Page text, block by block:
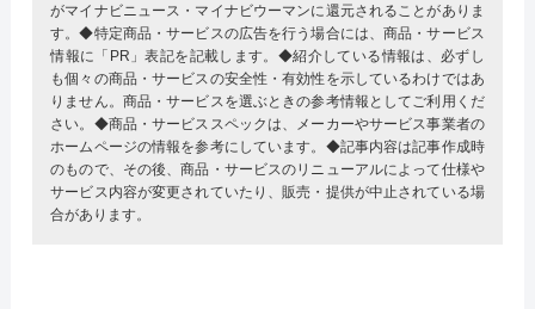
がマイナビニュース・マイナビウーマンに還元されることがありま
す。◆特定商品・サービスの広告を行う場合には、商品・サービス
情報に「PR」表記を記載します。◆紹介している情報は、必ずし
も個々の商品・サービスの安全性・有効性を示しているわけではあ
りません。商品・サービスを選ぶときの参考情報としてご利用くだ
さい。◆商品・サービススペックは、メーカーやサービス事業者の
ホームページの情報を参考にしています。◆記事内容は記事作成時
のもので、その後、商品・サービスのリニューアルによって仕様や
サービス内容が変更されていたり、販売・提供が中止されている場
合があります。